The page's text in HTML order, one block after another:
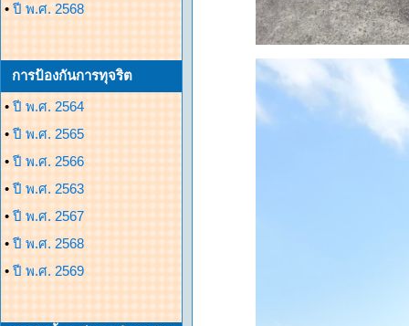
• ปี พ.ศ. 2568
การป้องกันการทุจริต
• ปี พ.ศ. 2564
• ปี พ.ศ. 2565
• ปี พ.ศ. 2566
• ปี พ.ศ. 2563
• ปี พ.ศ. 2567
• ปี พ.ศ. 2568
• ปี พ.ศ. 2569